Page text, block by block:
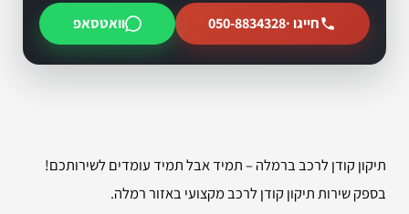
חייגו ·050-8834328 וואטסאפ
תיקון קודן לרכב ברמלה – תמיד אבל תמיד עומדים לשירותכם!
בספק שירות תיקון קודן לרכב מקצועי באזור רמלה.